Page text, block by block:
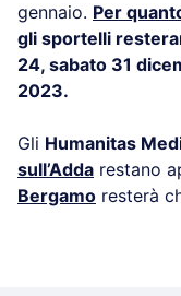
gennaio. Per
gli sportelli
24, sabato 31
2023.
Gli Humanitas
sull’Adda restano
Bergamo resterà